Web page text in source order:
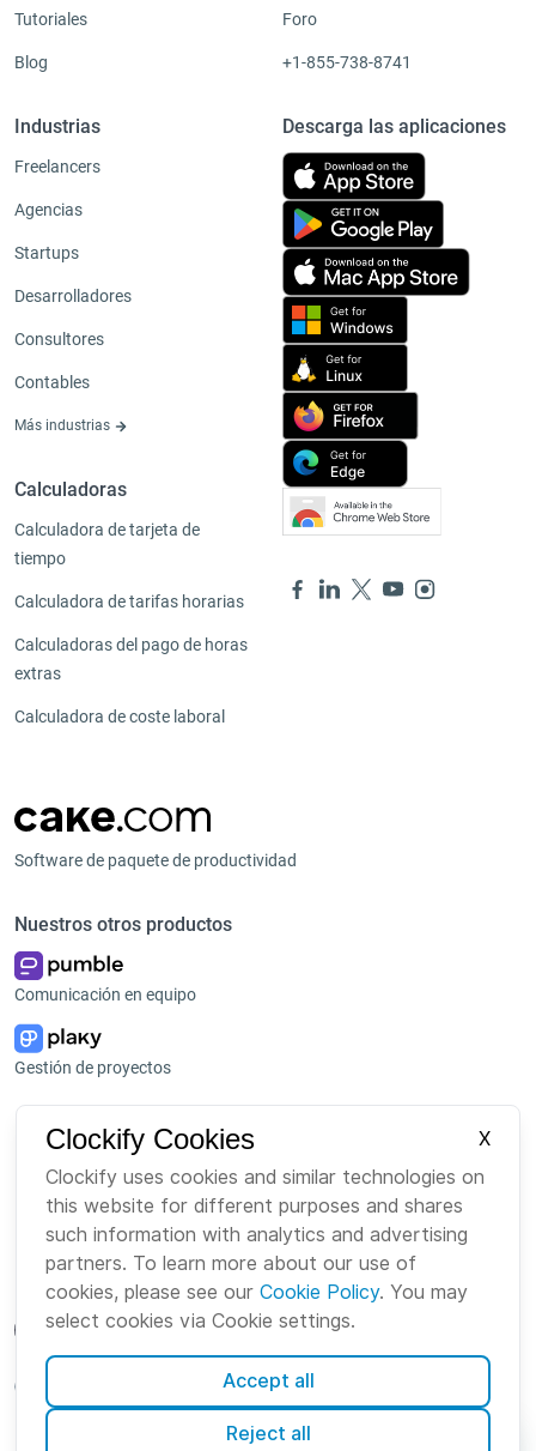
Tutoriales
Blog
Industrias
Freelancers
Agencias
Startups
Desarrolladores
Consultores
Contables
Más industrias
Calculadoras
Calculadora de tarjeta de
tiempo
Calculadora de tarifas horarias
Calculadoras del pago de horas
extras
Calculadora de coste laboral
Foro
+1-855-738-8741
Descarga las aplicaciones
Software de paquete de productividad
Nuestros otros productos
Comunicación en equipo
Gestión de proyectos
Plataforma
Paquete
Bundle
Mercado
Sobre nosotros
Carreras
Marca
Clockify Cookies
X
Clockify uses cookies and similar technologies on
this website for different purposes and shares
such information with analytics and advertising
partners. To learn more about our use of
cookies, please see our Cookie Policy. You may
select cookies via Cookie settings.
Accept all
Reject all